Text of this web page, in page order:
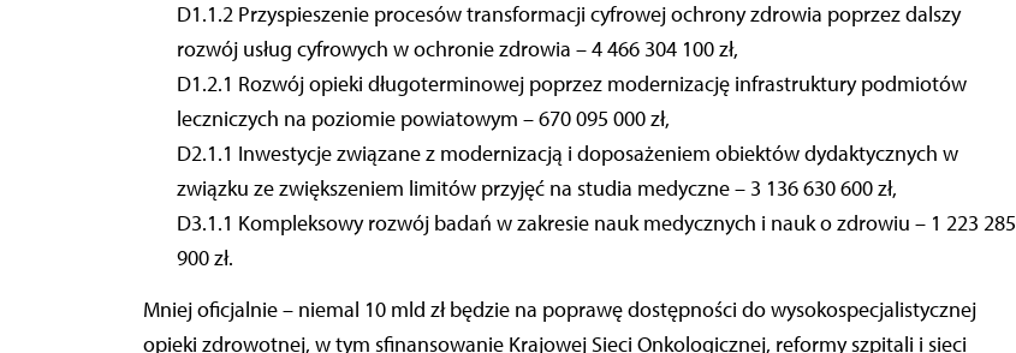
D1.1.2 Przyspieszenie procesów transformacji cyfrowej ochrony zdrowia poprzez dalszy
rozwój usług cyfrowych w ochronie zdrowia – 4 466 304 100 zł,
D1.2.1 Rozwój opieki długoterminowej poprzez modernizację infrastruktury podmiotów
leczniczych na poziomie powiatowym – 670 095 000 zł,
D2.1.1 Inwestycje związane z modernizacją i doposażeniem obiektów dydaktycznych w
związku ze zwiększeniem limitów przyjęć na studia medyczne – 3 136 630 600 zł,
D3.1.1 Kompleksowy rozwój badań w zakresie nauk medycznych i nauk o zdrowiu – 1 223 285
900 zł.
Mniej oficjalnie – niemal 10 mld zł będzie na poprawę dostępności do wysokospecjalistycznej
opieki zdrowotnej, w tym sfinansowanie Krajowej Sieci Onkologicznej, reformy szpitali i sieci